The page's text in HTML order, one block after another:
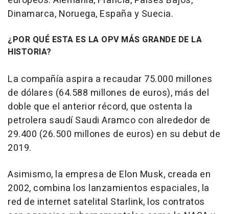
Dinamarca, Noruega, España y Suecia.
¿POR QUÉ ESTA ES LA OPV MÁS GRANDE DE LA
HISTORIA?
La compañía aspira a recaudar 75.000 millones
de dólares (64.588 millones de euros), más del
doble que el anterior récord, que ostenta la
petrolera saudí Saudi Aramco con alrededor de
29.400 (26.500 millones de euros) en su debut de
2019.
Asimismo, la empresa de Elon Musk, creada en
2002, combina los lanzamientos espaciales, la
red de internet satelital Starlink, los contratos